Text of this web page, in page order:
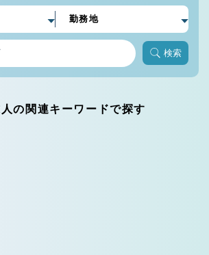
検索
の関連キーワードで探す